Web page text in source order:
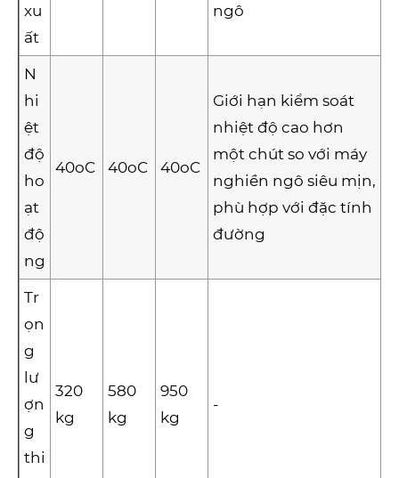
xu
ất
ngô
N
hi
ệt
độ
ho
ạt
độ
ng
40oC 40oC 40oC
Giới hạn kiểm soát
nhiệt độ cao hơn
một chút so với máy
nghiền ngô siêu mịn,
phù hợp với đặc tính
đường
Tr
ọn
g
lư
ợn
g
thi
320
kg
580
kg
950
kg
-